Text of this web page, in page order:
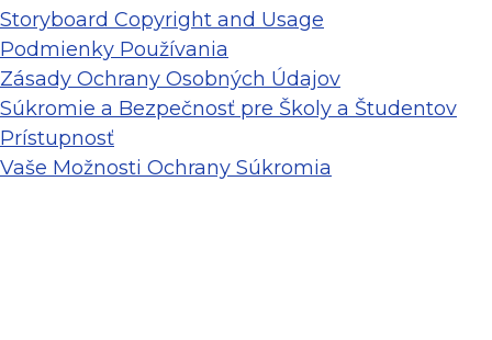
Storyboard Copyright and Usage
Podmienky Používania
Zásady Ochrany Osobných Údajov
Súkromie a Bezpečnosť pre Školy a Študentov
Prístupnosť
Vaše Možnosti Ochrany Súkromia